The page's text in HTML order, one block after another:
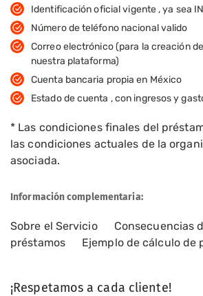
Identificación oficial vigente , ya sea
Número de teléfono nacional valido
Correo electrónico (para la creación
nuestra plataforma)
Cuenta bancaria propia en México
Estado de cuenta , con ingresos y
* Las condiciones finales del
las condiciones actuales de la
asociada.
Información complementaria:
Sobre el Servicio
Consecuencias
préstamos
Ejemplo de cálculo de
¡Respetamos a cada cliente!